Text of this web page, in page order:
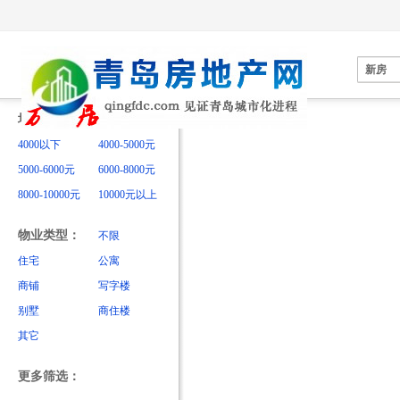
新房
均价：
不限
4000以下
4000-5000元
5000-6000元
6000-8000元
8000-10000元
10000元以上
物业类型：
不限
住宅
公寓
商铺
写字楼
别墅
商住楼
其它
更多筛选：